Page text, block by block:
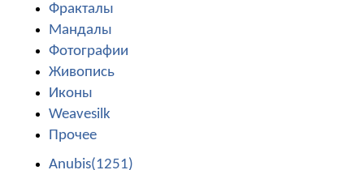
Фракталы
Мандалы
Фотографии
Живопись
Иконы
Weavesilk
Прочее
Anubis(1251)